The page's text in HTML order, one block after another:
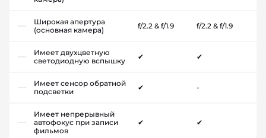
Широкая апертура
(основная камера)
f/2.2 & f/1.9 f/2.2 & f/1.9
Имеет двухцветную
светодиодную вспышку
✔ ✔
Имеет сенсор обратной
подсветки
✔ -
Имеет непрерывный
автофокус при записи
фильмов
✔ ✔